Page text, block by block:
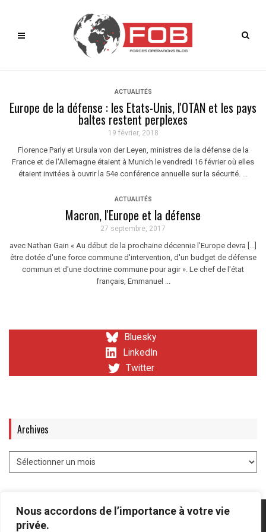
Nous accordons de l’importance à votre vie
privée.
ACTUALITÉS
Europe de la défense : les Etats-Unis, l'OTAN et les pays
baltes restent perplexes
19 février, 2018
Florence Parly et Ursula von der Leyen, ministres de la défense de la
France et de l'Allemagne étaient à Munich le vendredi 16 février où elles
étaient invitées à ouvrir la 54e conférence annuelle sur la sécurité. ...
ACTUALITÉS
Macron, l'Europe et la défense
27 septembre, 2017
avec Nathan Gain « Au début de la prochaine décennie l'Europe devra [...]
être dotée d'une force commune d'intervention, d'un budget de défense
commun et d'une doctrine commune pour agir ». Le chef de l'état
français, Emmanuel ...
Bluesky
LinkedIn
Twitter
Archives